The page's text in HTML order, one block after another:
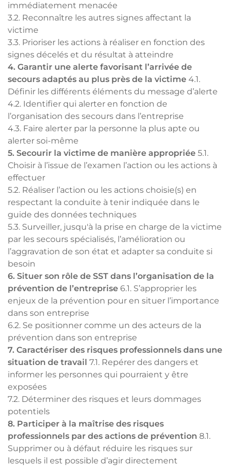
immédiatement menacée
3.2. Reconnaître les autres signes affectant la
victime
3.3. Prioriser les actions à réaliser en fonction des
signes décelés et du résultat à atteindre
4. Garantir une alerte favorisant l’arrivée de
secours adaptés au plus près de la victime 4.1.
Définir les différents éléments du message d’alerte
4.2. Identifier qui alerter en fonction de
l’organisation des secours dans l’entreprise
4.3. Faire alerter par la personne la plus apte ou
alerter soi-même
5. Secourir la victime de manière appropriée 5.1.
Choisir à l’issue de l’examen l’action ou les actions à
effectuer
5.2. Réaliser l’action ou les actions choisie(s) en
respectant la conduite à tenir indiquée dans le
guide des données techniques
5.3. Surveiller, jusqu'à la prise en charge de la victime
par les secours spécialisés, l’amélioration ou
l’aggravation de son état et adapter sa conduite si
besoin
6. Situer son rôle de SST dans l’organisation de la
prévention de l’entreprise 6.1. S’approprier les
enjeux de la prévention pour en situer l’importance
dans son entreprise
6.2. Se positionner comme un des acteurs de la
prévention dans son entreprise
7. Caractériser des risques professionnels dans une
situation de travail 7.1. Repérer des dangers et
informer les personnes qui pourraient y être
exposées
7.2. Déterminer des risques et leurs dommages
potentiels
8. Participer à la maîtrise des risques
professionnels par des actions de prévention 8.1.
Supprimer ou à défaut réduire les risques sur
lesquels il est possible d’agir directement